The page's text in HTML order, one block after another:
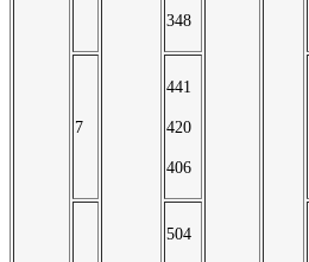
348
7
441
420
406
504